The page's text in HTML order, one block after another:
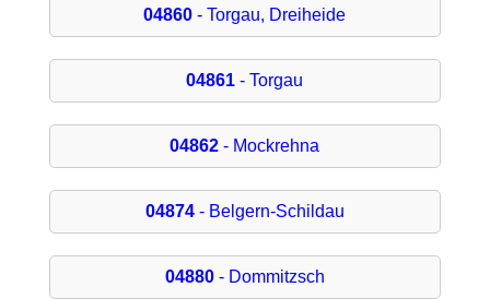
04860 - Torgau, Dreiheide
04861 - Torgau
04862 - Mockrehna
04874- Belgern-Schildau
04880- Dommitzsch